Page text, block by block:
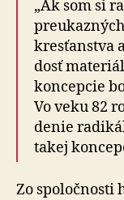
„Ak som si
kresťanstva
dosť
kon­cepcie
Vo veku 82
denie
takej
Zo spoločnosti